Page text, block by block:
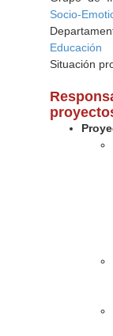
Socio-
Educación
Situación